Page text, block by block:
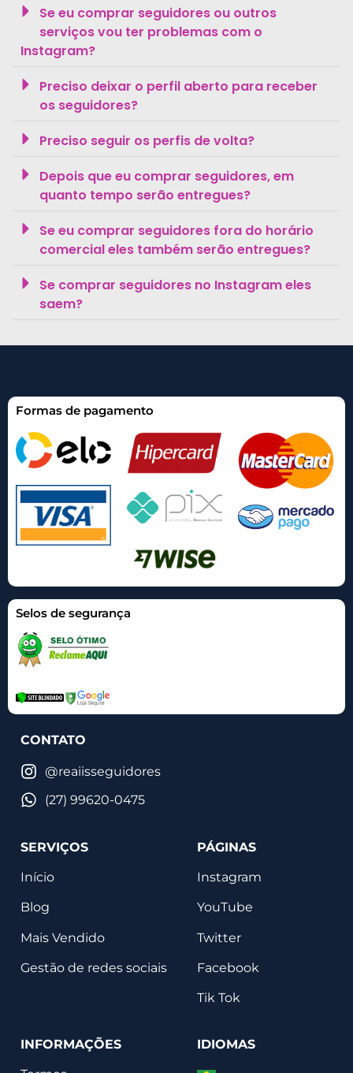
Se eu comprar seguidores ou outros
serviços vou ter problemas com o
Instagram?
Preciso deixar o perfil aberto para receber
os seguidores?
Preciso seguir os perfis de volta?
Depois que eu comprar seguidores, em
quanto tempo serão entregues?
Se eu comprar seguidores fora do horário
comercial eles também serão entregues?
Se comprar seguidores no Instagram eles
saem?
Formas de pagamento
Selos de segurança
CONTATO
@reaiisseguidores
(27) 99620-0475
SERVIÇOS
Início
Blog
Mais Vendido
Gestão de redes sociais
PÁGINAS
Instagram
YouTube
Twitter
Facebook
Tik Tok
INFORMAÇÕES IDIOMAS